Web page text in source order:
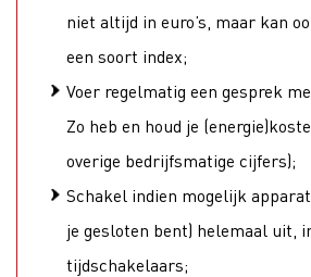
niet altijd in euro’s, maar kan
een soort index;
Voer regelmatig een gesprek
Zo heb en houd je
overige bedrijfsmatige cijfers);
Schakel indien mogelijk
je gesloten bent) helemaal uit,
tijdschakelaars;